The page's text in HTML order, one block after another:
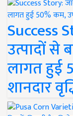
Success
उत्पादों से
लागत हुई
शानदार